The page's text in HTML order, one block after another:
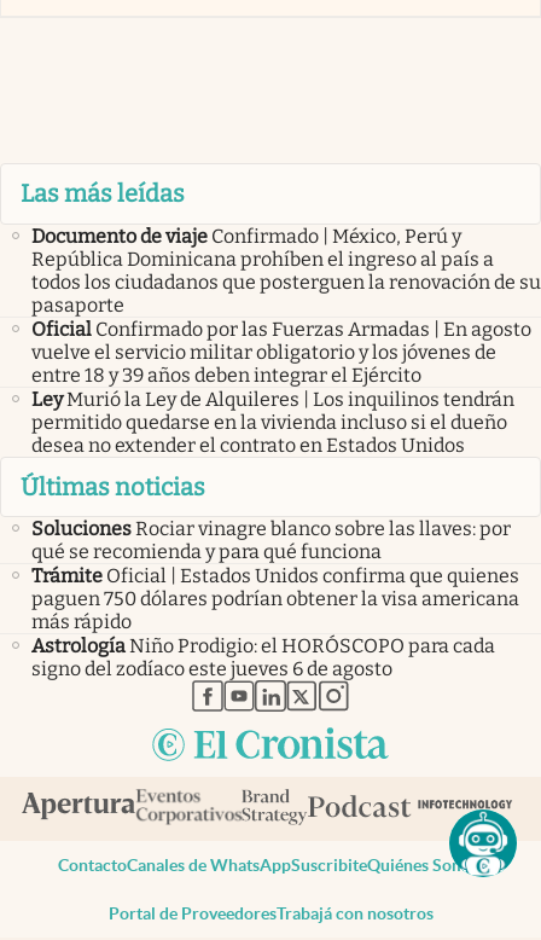
Las más leídas
Documento de viaje Confirmado | México, Perú y
República Dominicana prohíben el ingreso al país a
todos los ciudadanos que posterguen la renovación de su
pasaporte
Oficial Confirmado por las Fuerzas Armadas | En agosto
vuelve el servicio militar obligatorio y los jóvenes de
entre 18 y 39 años deben integrar el Ejército
LeyMurió la Ley de Alquileres | Los inquilinos tendrán
permitido quedarse en la vivienda incluso si el dueño
desea no extender el contrato en Estados Unidos
Últimas noticias
SolucionesRociar vinagre blanco sobre las llaves: por
qué se recomienda y para qué funciona
Trámite Oficial | Estados Unidos confirma que quienes
paguen 750 dólares podrían obtener la visa americana
más rápido
AstrologíaNiño Prodigio: el HORÓSCOPO para cada
signo del zodíaco este jueves 6 de agosto
abre en nueva pestaña
abre en nueva pestaña
abre en nueva pestaña
abre en nueva pestaña
abre en nueva pestaña
ContactoCanales de WhatsAppSuscribiteQuiénes Somos
Portal de ProveedoresTrabajá con nosotros